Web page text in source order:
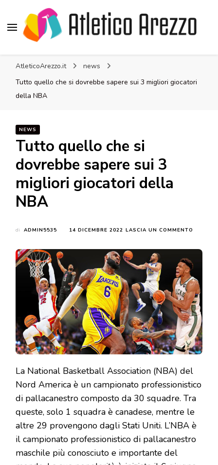
AtleticoArezzo.it
news
Tutto quello che si dovrebbe sapere sui 3 migliori giocatori
della NBA
NEWS
Tutto quello che si
dovrebbe sapere sui 3
migliori giocatori della
NBA
di ADMIN5535 14 DICEMBRE 2022 LASCIA UN COMMENTO
SI
SAPERE
SUI
3
DELLA
NBA
La National Basketball Association (NBA) del
Nord America è un campionato professionistico
di pallacanestro composto da 30 squadre. Tra
queste, solo 1 squadra è canadese, mentre le
altre 29 provengono dagli Stati Uniti. L’NBA è
il campionato professionistico di pallacanestro
maschile più conosciuto e importante del